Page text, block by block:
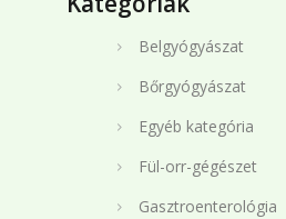
Belgyógyászat
Bőrgyógyászat
Egyéb kategória
Fül-orr-gégészet
Gasztroenterológia